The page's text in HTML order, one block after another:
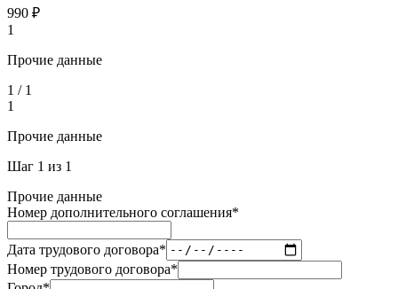
990 ₽
1
Прочие данные
1 / 1
1
Прочие данные
Шаг 1 из 1
Прочие данные
Номер дополнительного соглашения*
Дата трудового договора*
Номер трудового договора*